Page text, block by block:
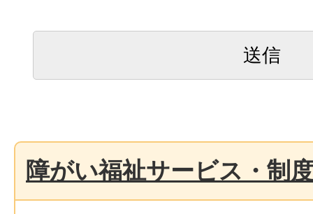
障がい福祉サービス・制